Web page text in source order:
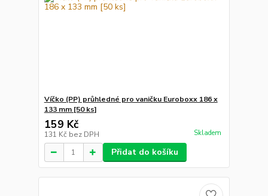
Víčko (PP) průhledné pro vaničku Euroboxx 186 x
133 mm [50 ks]
159 Kč
131 Kč bez DPH Skladem
Přidat do košíku